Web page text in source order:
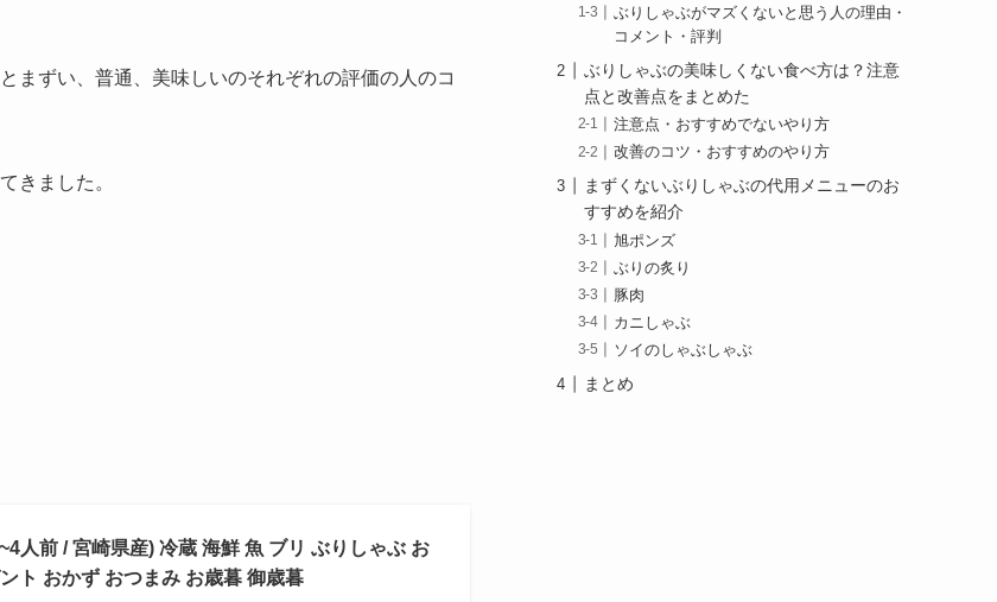
まずい、普通、美味しいのそれぞれの評価の人のコ
きました。
人前 / 宮崎県産) 冷蔵 海鮮 魚 ブリ ぶりしゃぶ お
ト おかず おつまみ お歳暮 御歳暮
ぶりしゃぶがマズくないと思う人の理由・
コメント・評判
ぶりしゃぶの美味しくない食べ方は？注意
点と改善点をまとめた
注意点・おすすめでないやり方
改善のコツ・おすすめのやり方
まずくないぶりしゃぶの代用メニューのお
すすめを紹介
旭ポンズ
ぶりの炙り
豚肉
カニしゃぶ
ソイのしゃぶしゃぶ
まとめ